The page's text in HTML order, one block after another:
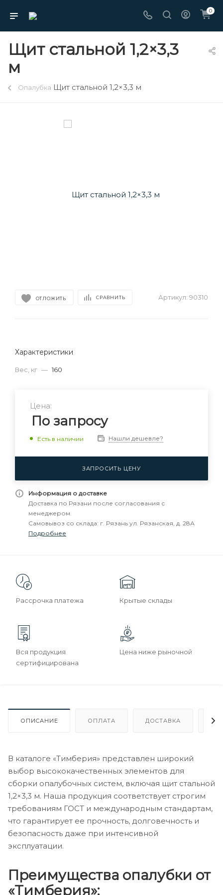
0
Щит стальной 1,2×3,3
м
Опалубка Щит стальной 1,2×3,3 м
ОТЛОЖИТЬ СРАВНИТЬ Артикул: 90310
Характеристики
Вес, кг — 160
Цена:
По запросу
Есть в наличии Нашли дешевле?
ЗАПРОСИТЬ ЦЕНУ
Информация о доставке
Доставка по Рязани после согласования с
менеджером.
Самовывоз со склада: г. Рязань ул. Рязанская, д. 28А
Подробнее
Рассрочка платежа Крытые склады
Вся продукция
сертифицирована
Цена ниже рыночной
ОПИСАНИЕ ОПЛАТА ДОСТАВКА
В каталоге «Тимберия» представлен широкий
выбор высококачественных элементов для
сборки опалубочных систем, включая щит стальной
1,2×3,3 м. Наша продукция соответствует строгим
требованиям ГОСТ и международным стандартам,
что гарантирует ее прочность, долговечность и
безопасность даже при интенсивной
эксплуатации.
Преимущества опалубки от
«Тимберия»: